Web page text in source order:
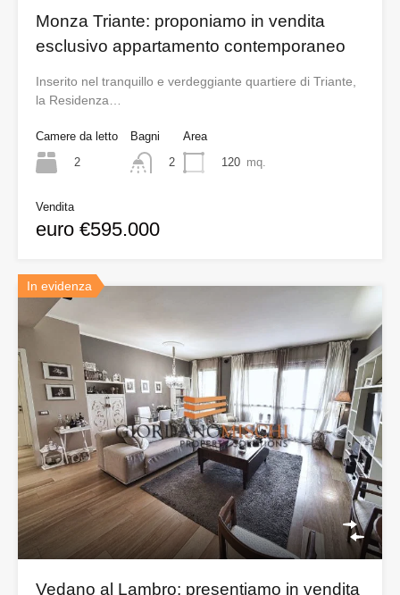
Monza Triante: proponiamo in vendita
esclusivo appartamento contemporaneo
Inserito nel tranquillo e verdeggiante quartiere di Triante,
la Residenza…
Camere da letto
2
Bagni
2
Area
120 mq.
Vendita
euro €595.000
In evidenza
Vedano al Lambro: presentiamo in vendita